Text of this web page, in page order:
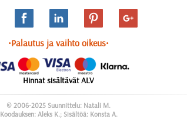
•Palautus ja vaihto oikeus•
Hinnat sisältävät ALV
© 2006-2025 Suunnittelu: Natali M.
Koodauksen: Aleks K.; Sisältöä: Konsta A.